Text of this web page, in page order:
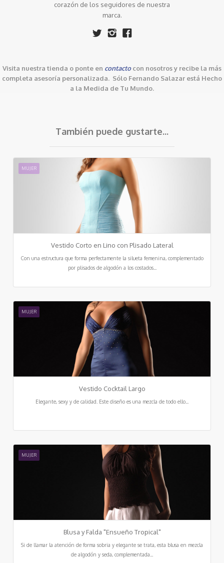
corazón de los seguidores de nuestra
marca.
Visita nuestra tienda o ponte en contactocon nosotros y recibe la más
completa asesoría personalizada. Sólo Fernando Salazar está Hecho
a la Medida de Tu Mundo.
También puede gustarte...
MUJER
Vestido Corto en Lino con Plisado Lateral
Con una estructura que forma perfectamente la silueta femenina, complementado
por plisados de algodón a los costados...
MUJER
Vestido Cocktail Largo
Elegante, sexy y de calidad. Este diseño es una mezcla de todo ello...
MUJER
Blusa y Falda "Ensueño Tropical"
Si de llamar la atención de forma sobria y elegante se trata, esta blusa en mezcla
de algodón y seda, complementada...